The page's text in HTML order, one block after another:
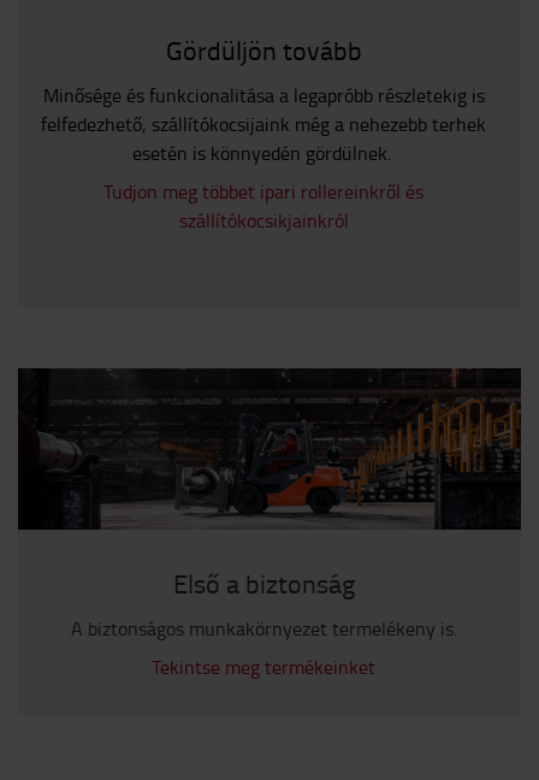
Gördüljön tovább
Minősége és funkcionalitása a legapróbb részletekig is
felfedezhető, szállítókocsijaink még a nehezebb terhek
esetén is könnyedén gördülnek.
Tudjon meg többet ipari rollereinkről és
szállítókocsikjainkról
Első a biztonság
A biztonságos munkakörnyezet termelékeny is.
Tekintse meg termékeinket